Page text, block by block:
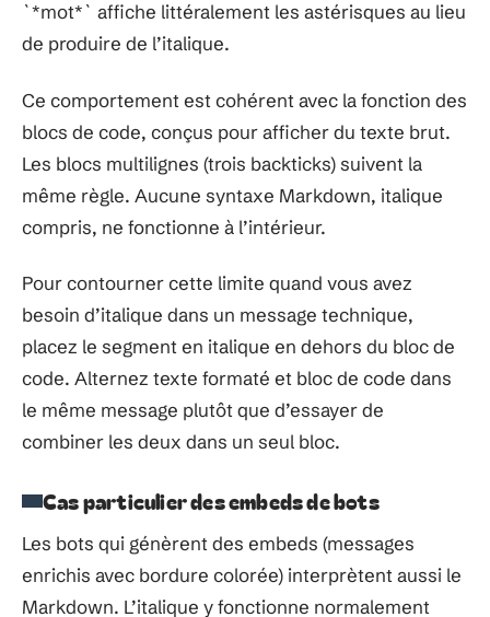
`*mot*` affiche littéralement les astérisques au lieu
de produire de l’italique.
Ce comportement est cohérent avec la fonction des
blocs de code, conçus pour afficher du texte brut.
Les blocs multilignes (trois backticks) suivent la
même règle. Aucune syntaxe Markdown, italique
compris, ne fonctionne à l’intérieur.
Pour contourner cette limite quand vous avez
besoin d’italique dans un message technique,
placez le segment en italique en dehors du bloc de
code. Alternez texte formaté et bloc de code dans
le même message plutôt que d’essayer de
combiner les deux dans un seul bloc.
Cas particulier des embeds de bots
Les bots qui génèrent des embeds (messages
enrichis avec bordure colorée) interprètent aussi le
Markdown. L’italique y fonctionne normalement